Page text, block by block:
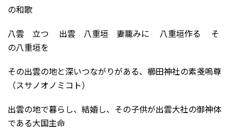
の和歌
八雲 立つ 出雲 八重垣 妻籠みに 八重垣作る そ
の八重垣を
その出雲の地と深いつながりがある、櫛田神社の素戔嗚尊
（スサノオノミコト）
出雲の地で暮らし、結婚し、その子供が出雲大社の御神体
である大国主命